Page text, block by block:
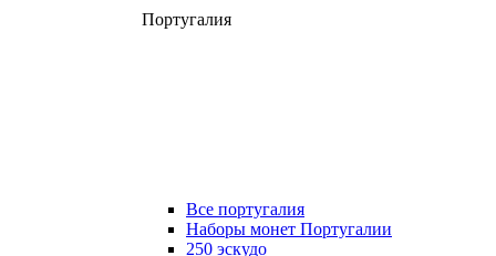
Португалия
Все португалия
Наборы монет Португалии
250 эскудо